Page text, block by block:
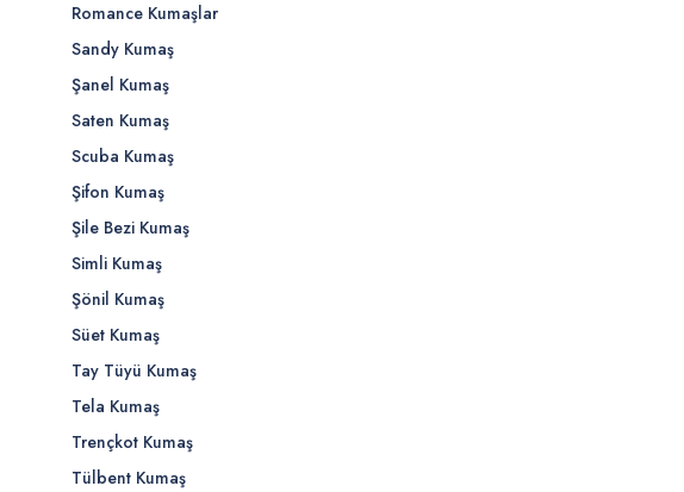
Romance Kumaşlar
Sandy Kumaş
Şanel Kumaş
Saten Kumaş
Scuba Kumaş
Şifon Kumaş
Şile Bezi Kumaş
Simli Kumaş
Şönil Kumaş
Süet Kumaş
Tay Tüyü Kumaş
Tela Kumaş
Trençkot Kumaş
Tülbent Kumaş